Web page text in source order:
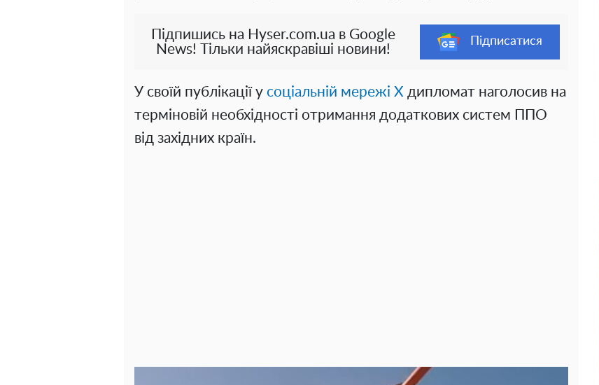
Підпишись на Hyser.com.ua в Google
News! Тільки найяскравіші новини!
Підписатися
У своїй публікації у соціальній мережі X дипломат наголосив на
терміновій необхідності отримання додаткових систем ППО
від західних країн.